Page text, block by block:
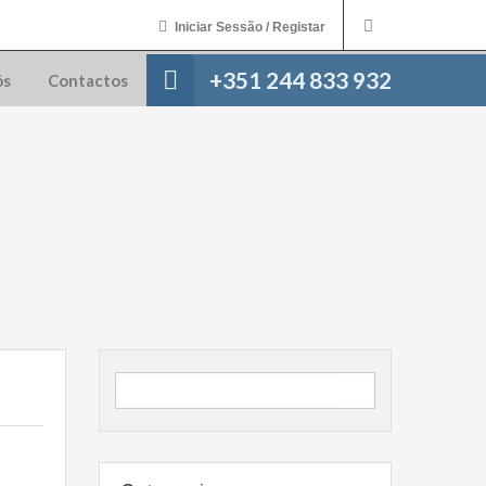
Iniciar Sessão / Registar
+351 244 833 932
Contactos